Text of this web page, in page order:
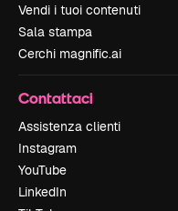
Vendi i tuoi contenuti
Sala stampa
Cerchi magnific.ai
Contattaci
Assistenza clienti
Instagram
YouTube
LinkedIn